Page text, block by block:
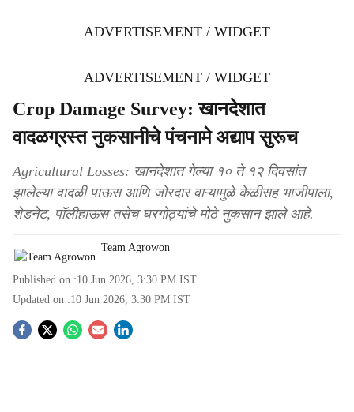
ADVERTISEMENT / WIDGET
ADVERTISEMENT / WIDGET
Crop Damage Survey: खानदेशात
वादळग्रस्त नुकसानीचे पंचनामे अद्याप सुरूच
Agricultural Losses: खानदेशात गेल्या १० ते १२ दिवसांत
झालेल्या वादळी पाऊस आणि जोरदार वाऱ्यामुळे केळीसह भाजीपाला,
शेडनेट, पॉलीहाऊस तसेच घरगोठ्यांचे मोठे नुकसान झाले आहे.
Team Agrowon
Published on :10 Jun 2026, 3:30 PM IST
Updated on :10 Jun 2026, 3:30 PM IST
S